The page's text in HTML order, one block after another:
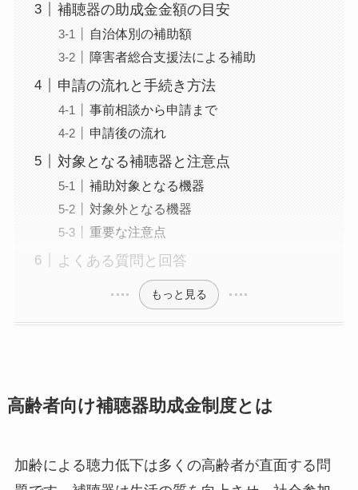
補聴器の助成金金額の目安
自治体別の補助額
障害者総合支援法による補助
申請の流れと手続き方法
事前相談から申請まで
申請後の流れ
対象となる補聴器と注意点
補助対象となる機器
対象外となる機器
重要な注意点
よくある質問と回答
もっと見る
高齢者向け補聴器助成金制度とは
加齢による聴力低下は多くの高齢者が直面する問